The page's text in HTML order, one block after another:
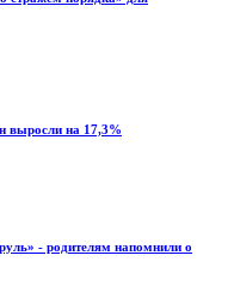
выросли на 17,3%
- родителям напомнили о